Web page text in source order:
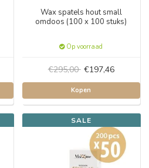
Wax spatels hout small
omdoos (100 x 100 stuks)
Op voorraad
€295,00 €197,46
Kopen
SALE